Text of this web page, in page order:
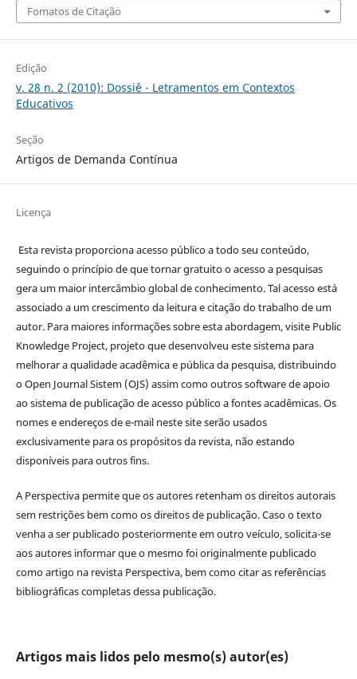
Fomatos de Citação
Edição
v. 28 n. 2 (2010): Dossiê - Letramentos em Contextos
Educativos
Seção
Artigos de Demanda Contínua
Licença
Esta revista proporciona acesso público a todo seu conteúdo,
seguindo o princípio de que tornar gratuito o acesso a pesquisas
gera um maior intercâmbio global de conhecimento. Tal acesso está
associado a um crescimento da leitura e citação do trabalho de um
autor. Para maiores informações sobre esta abordagem, visite Public
Knowledge Project, projeto que desenvolveu este sistema para
melhorar a qualidade acadêmica e pública da pesquisa, distribuindo
o Open Journal Sistem (OJS) assim como outros software de apoio
ao sistema de publicação de acesso público a fontes acadêmicas. Os
nomes e endereços de e-mail neste site serão usados
exclusivamente para os propósitos da revista, não estando
disponíveis para outros fins.
A Perspectiva permite que os autores retenham os direitos autorais
sem restrições bem como os direitos de publicação. Caso o texto
venha a ser publicado posteriormente em outro veículo, solicita-se
aos autores informar que o mesmo foi originalmente publicado
como artigo na revista Perspectiva, bem como citar as referências
bibliográficas completas dessa publicação.
Artigos mais lidos pelo mesmo(s) autor(es)